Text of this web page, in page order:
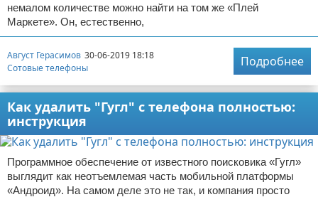
немалом количестве можно найти на том же «Плей
Маркете». Он, естественно,
Август Герасимов 30-06-2019 18:18
Сотовые телефоны
Подробнее
Как удалить "Гугл" с телефона полностью:
инструкция
Программное обеспечение от известного поисковика «Гугл»
выглядит как неотъемлемая часть мобильной платформы
«Андроид». На самом деле это не так, и компания просто